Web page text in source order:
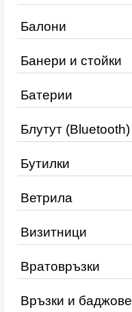
Балони
Банери и стойки
Батерии
Блутут (Bluetooth)
Бутилки
Ветрила
Визитници
Вратовръзки
Връзки и баджове